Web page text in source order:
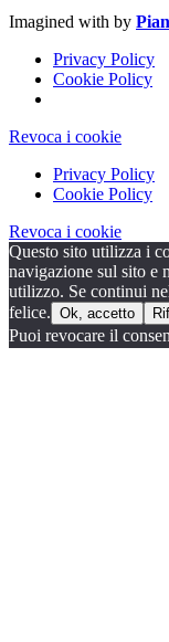
Imagined with by
Privacy Policy
Cookie Policy
Revoca i cookie
Privacy Policy
Cookie Policy
Revoca i cookie
Questo sito utilizza i
navigazione sul sito e
utilizzo. Se continui
felice. Ok, accetto
Puoi revocare il